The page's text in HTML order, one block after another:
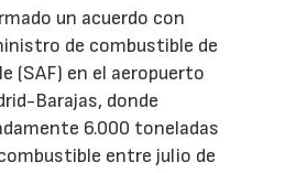
un acuerdo con
de combustible de
(SAF) en el aeropuerto
Barajas, donde
6.000 toneladas
entre julio de